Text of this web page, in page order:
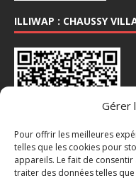
Gérer
Pour offrir les meilleures
telles que les cookies pour
appareils. Le fait de
traiter des données telles
ILLIWAP : CHAUSSY
INSTA :